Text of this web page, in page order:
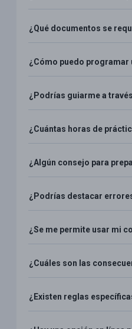
¿Qué documentos se
¿Cómo puedo programar
¿Podrías guiarme a
¿Cuántas horas de
¿Algún consejo para
¿Podrías destacar
¿Se me permite usar mi
¿Cuáles son las
¿Existen reglas